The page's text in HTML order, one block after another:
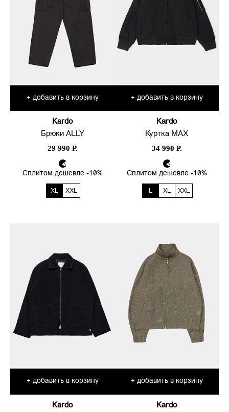
+ добавить в корзину
Kardo
Брюки ALLY
29 990 Р.
Сплитом дешевле -10%
XL XXL
+ добавить в корзину
Kardo
Куртка MAX
34 990 Р.
Сплитом дешевле -10%
L XL XXL
+ добавить в корзину
Kardo
+ добавить в корзину
Kardo